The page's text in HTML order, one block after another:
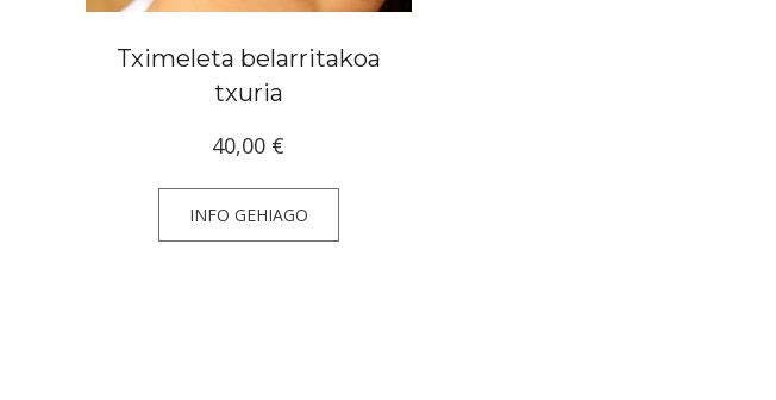
Tximeleta belarritakoa
txuria
40,00 €
INFO GEHIAGO